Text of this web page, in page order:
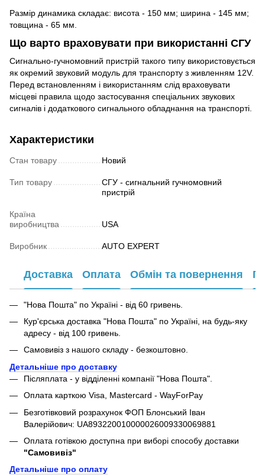
Размір динамика складає: висота - 150 мм; ширина - 145 мм;
товщина - 65 мм.
Що варто враховувати при використанні СГУ
Сигнально-гучномовний пристрій такого типу використовується
як окремий звуковий модуль для транспорту з живленням 12V.
Перед встановленням і використанням слід враховувати
місцеві правила щодо застосування спеціальних звукових
сигналів і додаткового сигнального обладнання на транспорті.
Характеристики
Стан товару Новий
Тип товару
СГУ - сигнальний гучномовний
пристрій
Країна
виробництва
USA
Виробник AUTO EXPERT
Доставка Оплата Обмін та повернення
"Нова Пошта" по Україні - від 60 гривень.
Кур'єрська доставка "Нова Пошта" по Україні, на будь-яку
адресу - від 100 гривень.
Самовивіз з нашого складу - безкоштовно.
Детальніше про доставку
Післяплата - у відділенні компанії "Нова Пошта".
Оплата карткою Visa, Mastercard - WayForPay
Безготівковий розрахунок ФОП Блонський Іван
Валерійович: UA893220010000026009330069881
Оплата готівкою доступна при виборі способу доставки
"Самовивіз"
Детальніше про оплату